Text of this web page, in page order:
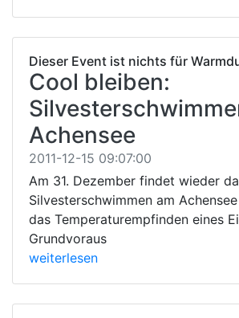
Dieser Event ist nichts für
Cool bleiben:
Achensee
2011-12-15 09:07:00
Am 31. Dezember findet wieder
Silvesterschwimmen am
das Temperaturempfinden eines
Grundvoraus
weiterlesen